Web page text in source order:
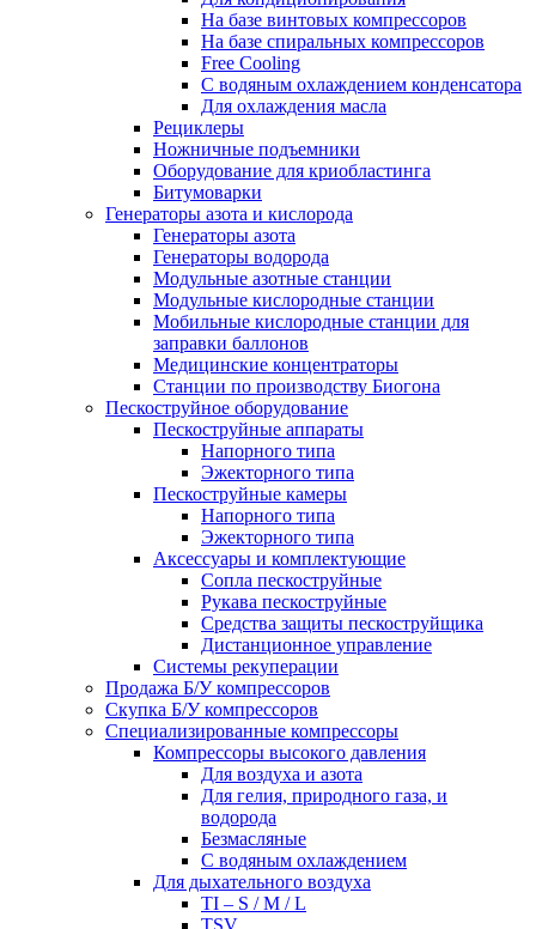
На базе винтовых компрессоров
На базе спиральных компрессоров
Free Cooling
С водяным охлаждением конденсатора
Для охлаждения масла
Рециклеры
Ножничные подъемники
Оборудование для криобластинга
Битумоварки
Генераторы азота и кислорода
Генераторы азота
Генераторы водорода
Модульные азотные станции
Модульные кислородные станции
Мобильные кислородные станции для
заправки баллонов
Медицинские концентраторы
Станции по производству Биогона
Пескоструйное оборудование
Пескоструйные аппараты
Напорного типа
Эжекторного типа
Пескоструйные камеры
Напорного типа
Эжекторного типа
Аксессуары и комплектующие
Сопла пескоструйные
Рукава пескоструйные
Средства защиты пескоструйщика
Дистанционное управление
Системы рекуперации
Продажа Б/У компрессоров
Скупка Б/У компрессоров
Специализированные компрессоры
Компрессоры высокого давления
Для воздуха и азота
Для гелия, природного газа, и
водорода
Безмасляные
С водяным охлаждением
Для дыхательного воздуха
TI – S / M / L
TSV